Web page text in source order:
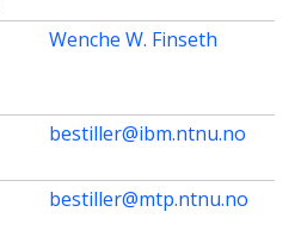
Wenche W. Finseth
bestiller@ibm.ntnu.no
bestiller@mtp.ntnu.no